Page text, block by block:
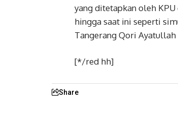
yang ditetapkan oleh
hingga saat ini seperti
Tangerang Qori Ayatullah
[*/red hh]
Share